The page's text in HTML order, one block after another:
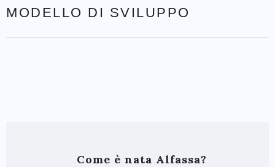
MODELLO DI SVILUPPO
Come è nata Alfassa?